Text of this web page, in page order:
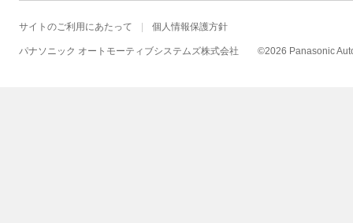
サイトのご利用にあたって 個人情報保護方針
パナソニック オートモーティブシステムズ株式会社 ©2026 Panasonic